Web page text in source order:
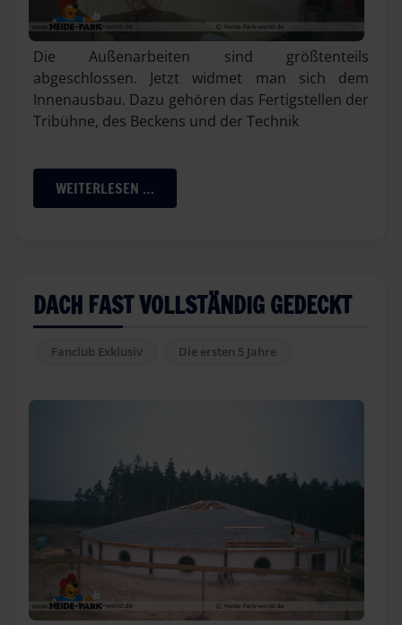
Die Außenarbeiten sind größtenteils
abgeschlossen. Jetzt widmet man sich dem
Innenausbau. Dazu gehören das Fertigstellen der
Tribühne, des Beckens und der Technik
WEITERLESEN …
DACH FAST VOLLSTÄNDIG GEDECKT
Fanclub Exklusiv Die ersten 5 Jahre